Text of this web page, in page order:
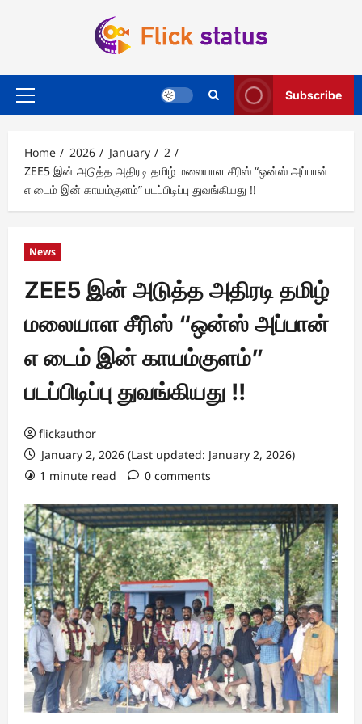
Primary
Subscribe
Home 2026 January
2
ZEE5 இன் அடுத்த அதிரடி தமிழ் மலையாள சீரிஸ் “ஒன்ஸ் அப்பான்
எ டைம் இன் காயம்குளம்” படப்பிடிப்பு துவங்கியது !!
News
ZEE5 இன் அடுத்த அதிரடி தமிழ்
மலையாள சீரிஸ் “ஒன்ஸ் அப்பான்
எ டைம் இன் காயம்குளம்”
படப்பிடிப்பு துவங்கியது !!
flickauthor
January 2, 2026 (Last updated: January 2, 2026)
1 minute read
0 comments